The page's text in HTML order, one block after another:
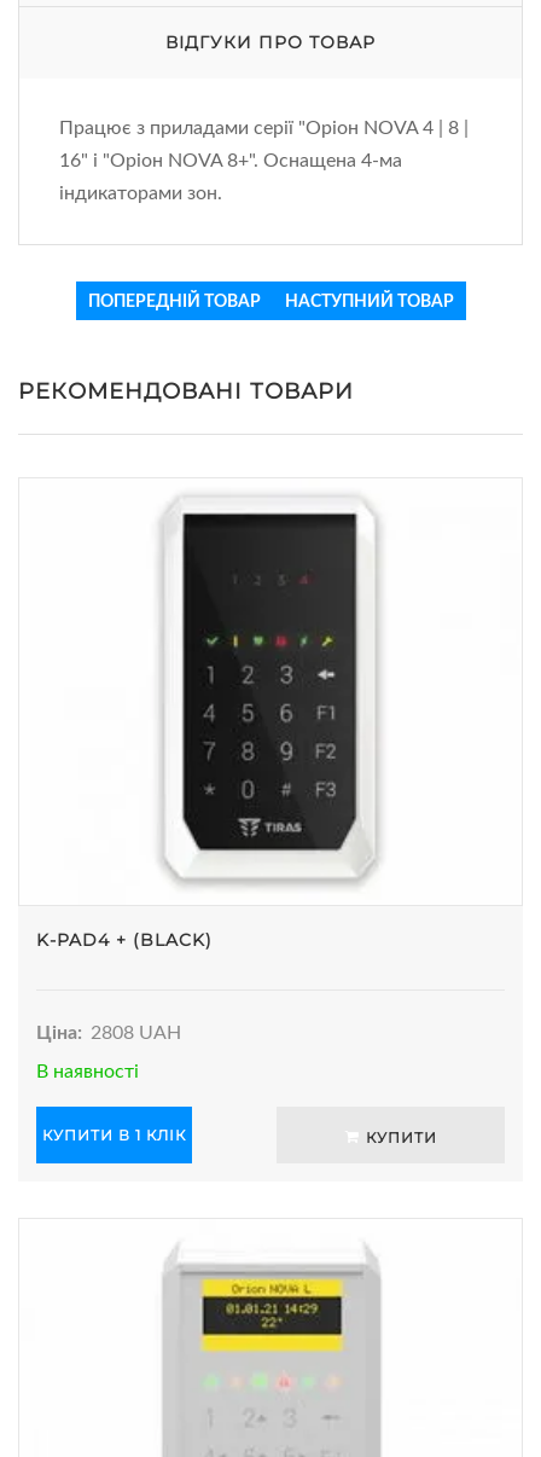
ВІДГУКИ ПРО ТОВАР
Працює з приладами серії "Оріон NOVA 4 | 8 |
16" і "Оріон NOVA 8+". Оснащена 4-ма
індикаторами зон.
ПОПЕРЕДНІЙ ТОВАР НАСТУПНИЙ ТОВАР
РЕКОМЕНДОВАНІ ТОВАРИ
K-PAD4 + (BLACK)
Ціна: 2808 UAH
В наявності
КУПИТИ В 1 КЛІК КУПИТИ